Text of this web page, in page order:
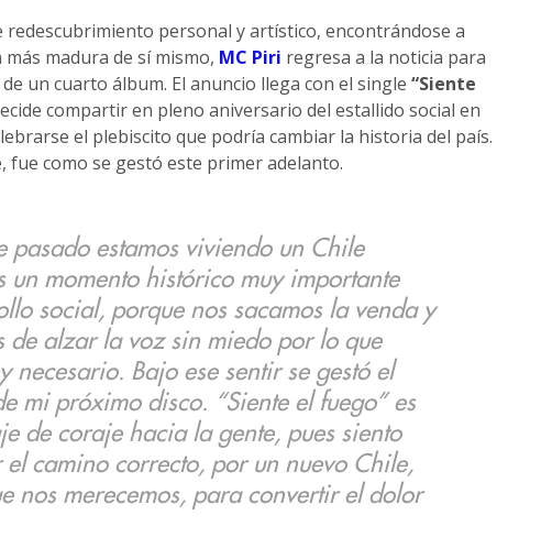
redescubrimiento personal y artístico, encontrándose a
madura de sí mismo, MC Piri regresa a la noticia para
un cuarto álbum. El anuncio llega con el single “Siente
compartir en pleno aniversario del estallido social en
el plebiscito que podría cambiar la historia del país.
fue como se gestó este primer adelanto.
pasado estamos viviendo un Chile
un momento histórico muy importante
social, porque nos sacamos la venda y
de alzar la voz sin miedo por lo que
necesario. Bajo ese sentir se gestó el
mi próximo disco. “Siente el fuego” es
de coraje hacia la gente, pues siento
el camino correcto, por un nuevo Chile,
nos merecemos, para convertir el dolor